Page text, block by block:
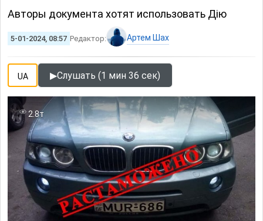
Авторы документа хотят использовать Дію
5-01-2024, 08:57 Редактор: Артем Шах
UA ▶Слушать (1 мин 36 сек)
2.8т